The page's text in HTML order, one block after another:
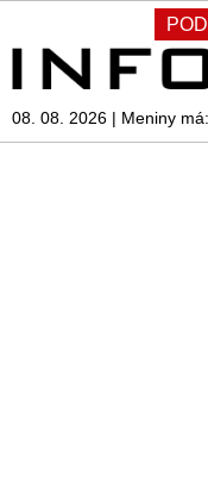
08. 08. 2026 | Meniny má: